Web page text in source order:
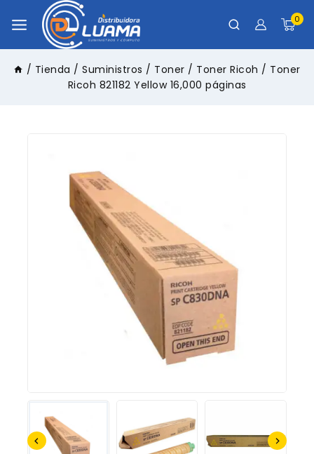
0
/ Tienda / Suministros / Toner / Toner Ricoh / Toner
Ricoh 821182 Yellow 16,000 páginas